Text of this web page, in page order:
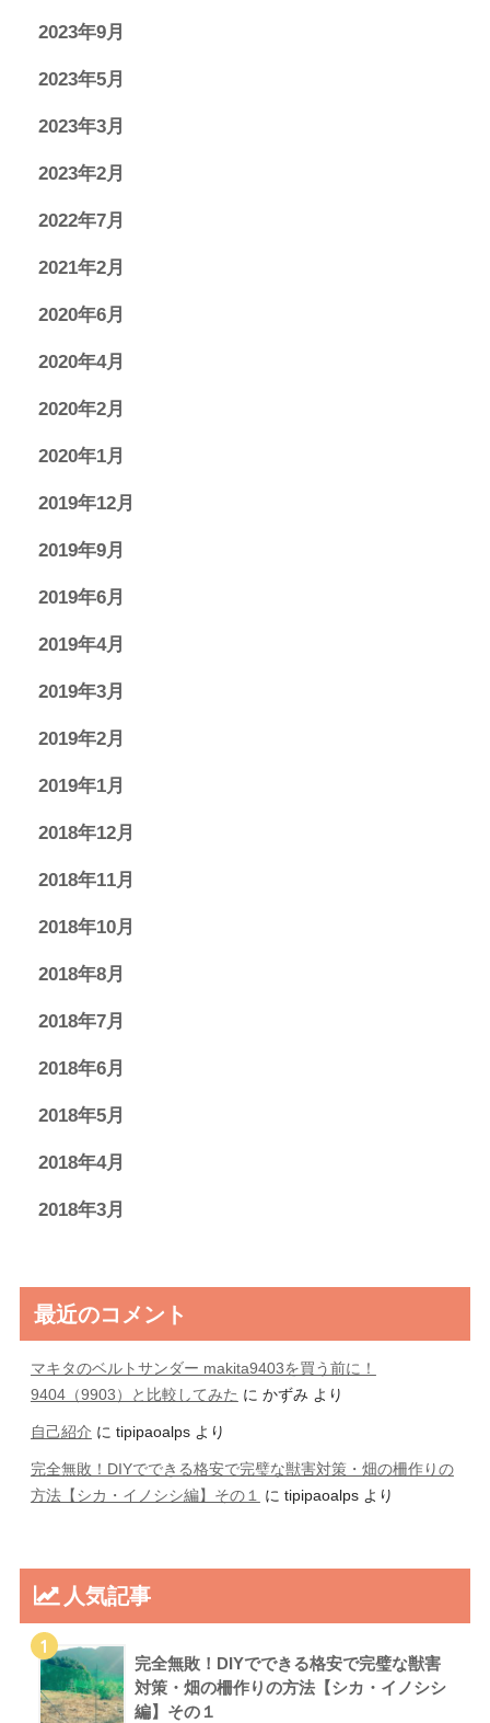
2023年9月
2023年5月
2023年3月
2023年2月
2022年7月
2021年2月
2020年6月
2020年4月
2020年2月
2020年1月
2019年12月
2019年9月
2019年6月
2019年4月
2019年3月
2019年2月
2019年1月
2018年12月
2018年11月
2018年10月
2018年8月
2018年7月
2018年6月
2018年5月
2018年4月
2018年3月
最近のコメント
マキタのベルトサンダー makita9403を買う前に！
9404（9903）と比較してみた に かずみ より
自己紹介 に tipipaoalpsより
完全無敗！DIYでできる格安で完璧な獣害対策・畑の柵作りの
方法【シカ・イノシシ編】その１ に tipipaoalpsより
人気記事
1
完全無敗！DIYでできる格安で完璧な獣害
対策・畑の柵作りの方法【シカ・イノシシ
編】その１